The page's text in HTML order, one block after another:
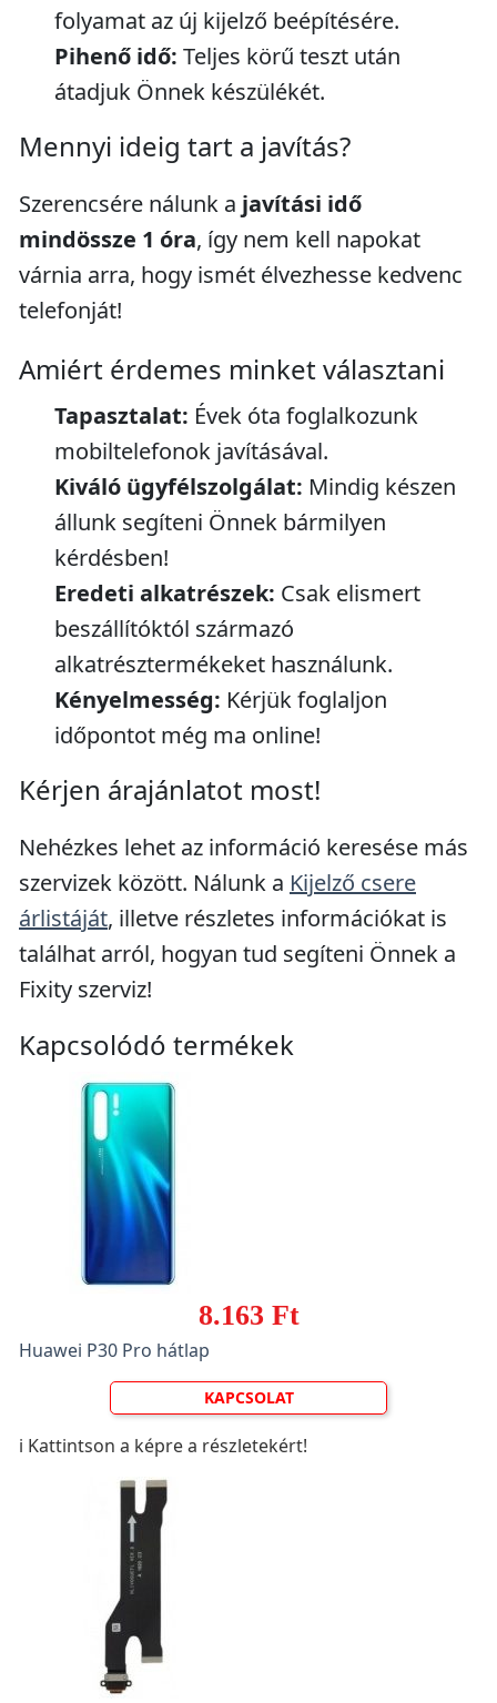
folyamat az új kijelző beépítésére.
Pihenő idő: Teljes körű teszt után
átadjuk Önnek készülékét.
Mennyi ideig tart a javítás?
Szerencsére nálunk a javítási idő
mindössze 1 óra, így nem kell napokat
várnia arra, hogy ismét élvezhesse kedvenc
telefonját!
Amiért érdemes minket választani
Tapasztalat: Évek óta foglalkozunk
mobiltelefonok javításával.
Kiváló ügyfélszolgálat: Mindig készen
állunk segíteni Önnek bármilyen
kérdésben!
Eredeti alkatrészek: Csak elismert
beszállítóktól származó
alkatrésztermékeket használunk.
Kényelmesség: Kérjük foglaljon
időpontot még ma online!
Kérjen árajánlatot most!
Nehézkes lehet az információ keresése más
szervizek között. Nálunk a Kijelző csere
árlistáját, illetve részletes információkat is
találhat arról, hogyan tud segíteni Önnek a
Fixity szerviz!
Kapcsolódó termékek
8.163 Ft
Huawei P30 Pro hátlap
KAPCSOLAT
ℹ️ Kattintson a képre a részletekért!